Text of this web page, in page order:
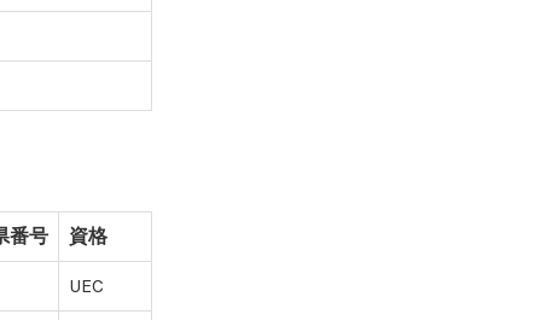
番号 資格
UEC